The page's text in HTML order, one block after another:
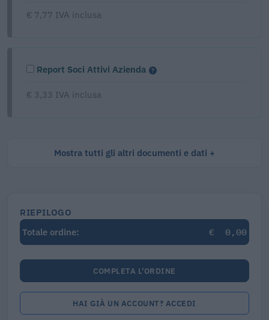
€ 7,77 IVA inclusa
Report Soci Attivi Azienda
€ 3,33 IVA inclusa
Mostra tutti gli altri documenti e dati
RIEPILOGO
Totale ordine:
€ 0,00
COMPLETA L'ORDINE
HAI GIÀ UN ACCOUNT? ACCEDI